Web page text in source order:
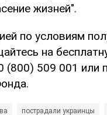
жизней".
по условиям
на
(800) 509 001 или
пострадали украинцы